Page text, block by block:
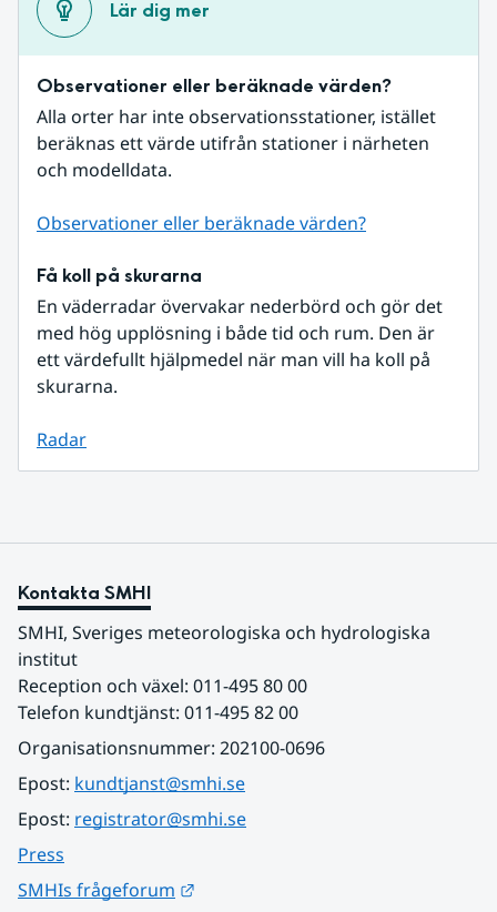
Lär dig mer
Observationer eller beräknade värden?
Alla orter har inte observationsstationer, istället
beräknas ett värde utifrån stationer i närheten
och modelldata.
Observationer eller beräknade värden?
Få koll på skurarna
En väderradar övervakar nederbörd och gör det
med hög upplösning i både tid och rum. Den är
ett värdefullt hjälpmedel när man vill ha koll på
skurarna.
Radar
Kontakta SMHI
SMHI, Sveriges meteorologiska och hydrologiska
institut
Reception och växel: 011-495 80 00
Telefon kundtjänst: 011-495 82 00
Organisationsnummer: 202100-0696
Epost: kundtjanst@smhi.se
Epost: registrator@smhi.se
Press
SMHIs frågeforum